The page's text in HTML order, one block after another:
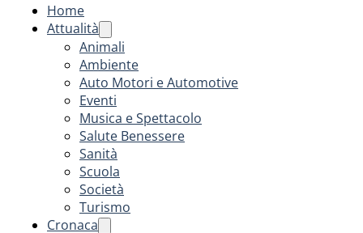
Home
Attualità
Animali
Ambiente
Auto Motori e Automotive
Eventi
Musica e Spettacolo
Salute Benessere
Sanità
Scuola
Società
Turismo
Cronaca